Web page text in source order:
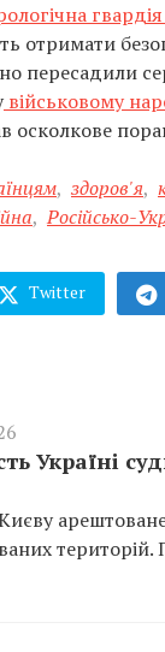
отримати
пересадили
військовому
осколкове
, здоров'я,
, Російсько-
Twitter
Україні